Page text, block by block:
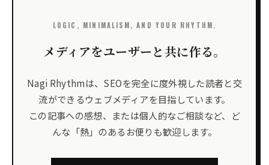
LOGIC, MINIMALISM, AND YOUR RHYTHM.
メディアをユーザーと共に作る。
Nagi Rhythmは、SEOを完全に度外視した読者と交
流ができるウェブメディアを目指しています。
この記事への感想、または個人的なご相談など、ど
んな「熱」のあるお便りも歓迎します。